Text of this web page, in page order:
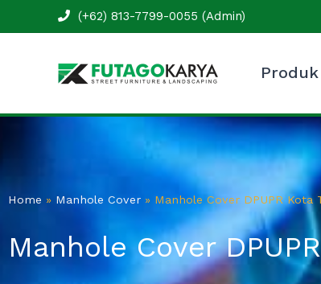
to
(+62) 813-7799-0055 (Admin)
Produk
Home » Manhole Cover » Manhole Cover DPUPR Kota
Manhole Cover